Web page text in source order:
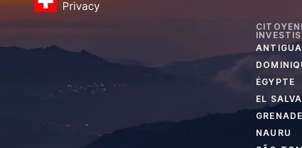
ÉGYPTE
EL
GRENADE
NAURU